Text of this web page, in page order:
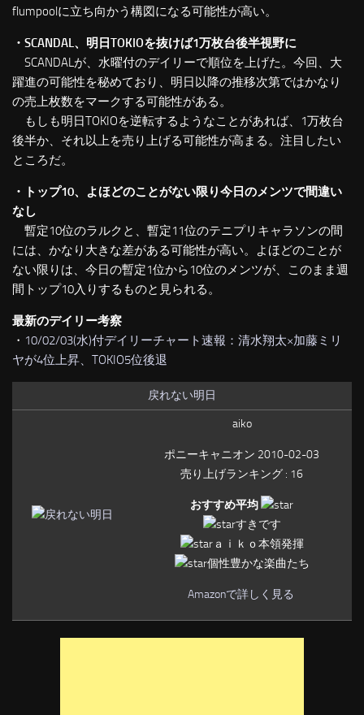
flumpoolに立ち向かう構図になる可能性が高い。
・SCANDAL、明日TOKIOを抜けば1万枚台後半視野に
SCANDALが、水曜付のデイリーで順位を上げた。今回、大
躍進の可能性を秘めており、明日以降の推移次第ではかなり
の売上枚数をマークする可能性がある。
もしも明日TOKIOを逆転するようなことがあれば、1万枚台
後半か、それ以上を売り上げる可能性が高まる。注目したい
ところだ。
・トップ10、よほどのことがない限り今日のメンツで間違い
なし
暫定10位のラルクと、暫定11位のテニプリキャラソンの間
には、かなり大きな差がある可能性が高い。よほどのことが
ない限りは、今日の暫定1位から10位のメンツが、このまま週
間トップ10入りするものと見られる。
最新のデイリー考察
・ 10/02/03(水)付デイリーチャート速報：清水翔太×加藤ミリ
ヤが4位上昇、TOKIO5位後退
戻れない明日
aiko
ポニーキャニオン 2010-02-03
売り上げランキング : 16
おすすめ平均
すきです
ａｉｋｏ本領発揮
個性豊かな楽曲たち
Amazonで詳しく見る